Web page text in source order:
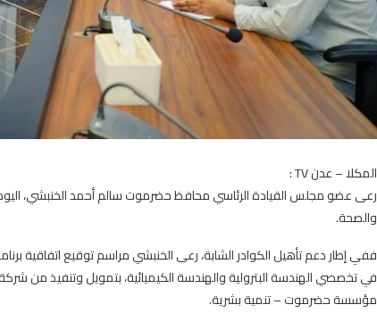
المكلا – عدن TV :
رعى عضو مجلس القيادة الرئاسي محافظ حضرموت سالم أحمد الخنبشي، اليوم
والصحة.
ففي إطار دعم تأهيل الكوادر الشابة، رعى الخنبشي مراسم توقيع
في تخصصي الهندسة البترولية والهندسة الكيميائية، بتمويل وتنفيذ من
مؤسسة حضرموت – تنمية بشرية.